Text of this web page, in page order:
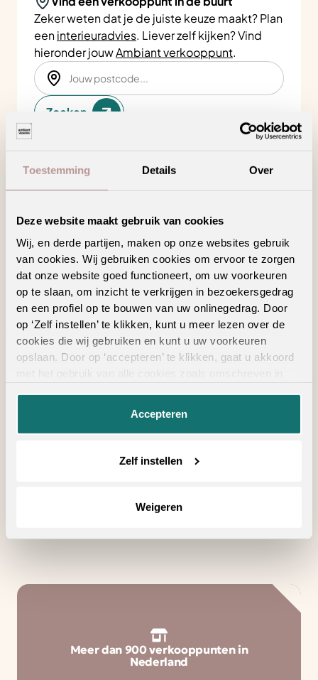
Toestemming Details Over
Deze website maakt gebruik van cookies
Wij, en derde partijen, maken op onze websites gebruik
van cookies. Wij gebruiken cookies om ervoor te zorgen
dat onze website goed functioneert, om uw voorkeuren
op te slaan, om inzicht te verkrijgen in bezoekersgedrag
en een profiel op te bouwen van uw onlinegedrag. Door
op ‘Zelf instellen’ te klikken, kunt u meer lezen over de
cookies die wij gebruiken en kunt u uw voorkeuren
opslaan. Door op ‘accepteren’ te klikken, gaat u akkoord
Accepteren
Zelf instellen
Weigeren
Zeker weten dat je de juiste keuze maakt? Plan
eeninterieuradvies. Liever zelf kijken? Vind
hieronder jouwAmbiant verkooppunt.
Zoeken
Product kenmerken
Meer veiligheid dankzij een anti-slip laag
Vind een verkooppunt
in de buurt
Meer dan 900 verkooppunten in
Nederland